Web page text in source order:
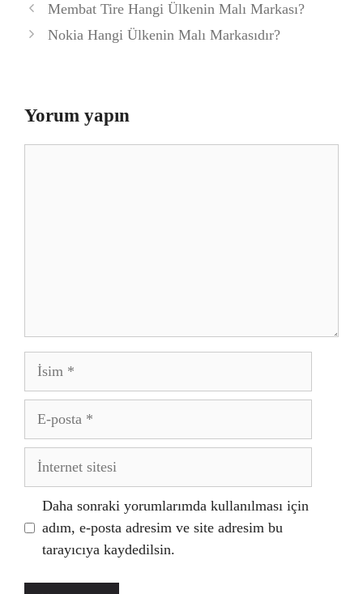
Membat Tire Hangi Ülkenin Malı Markası?
Nokia Hangi Ülkenin Malı Markasıdır?
Yorum yapın
İsim
posta
İnternet
Daha sonraki yorumlarımda kullanılması için
adım, e-posta adresim ve site adresim bu
tarayıcıya kaydedilsin.